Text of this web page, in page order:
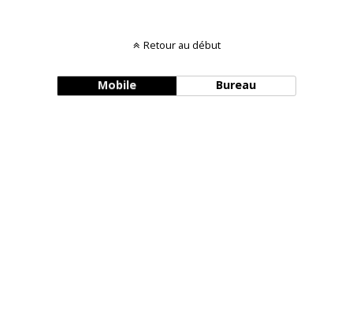
Retour au début
Mobile Bureau